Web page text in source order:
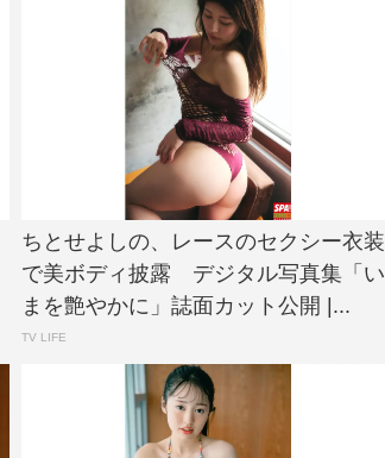
ちとせよしの、レースのセクシー衣装
で美ボディ披露 デジタル写真集「い
まを艶やかに」誌面カット公開 |...
TV LIFE